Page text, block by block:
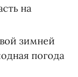
на
зимней
погода